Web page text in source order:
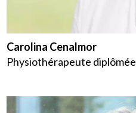
Carolina Cenalmor
Physiothérapeute diplômée